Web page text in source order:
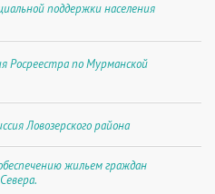
поддержки населения
Росреестра по Мурманской
Ловозерского района
жильем граждан